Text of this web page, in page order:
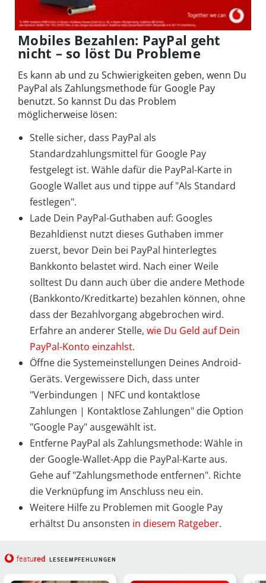
Mobiles Bezahlen: PayPal geht
nicht – so löst Du Probleme
Es kann ab und zu Schwierigkeiten geben, wenn Du
PayPal als Zahlungsmethode für Google Pay
benutzt. So kannst Du das Problem
möglicherweise lösen:
Stelle sicher, dass PayPal als
Standardzahlungsmittel für Google Pay
festgelegt ist. Wähle dafür die PayPal-Karte in
Google Wallet aus und tippe auf "Als Standard
festlegen".
Lade Dein PayPal-Guthaben auf: Googles
Bezahldienst nutzt dieses Guthaben immer
zuerst, bevor Dein bei PayPal hinterlegtes
Bankkonto belastet wird. Nach einer Weile
solltest Du dann auch über die andere Methode
(Bankkonto/Kreditkarte) bezahlen können, ohne
dass der Bezahlvorgang abgebrochen wird.
Erfahre an anderer Stelle, wie Du Geld auf Dein
PayPal-Konto einzahlst.
Öffne die Systemeinstellungen Deines Android-
Geräts. Vergewissere Dich, dass unter
"Verbindungen | NFC und kontaktlose
Zahlungen | Kontaktlose Zahlungen" die Option
"Google Pay" ausgewählt ist.
Entferne PayPal als Zahlungsmethode: Wähle in
der Google-Wallet-App die PayPal-Karte aus.
Gehe auf "Zahlungsmethode entfernen". Richte
die Verknüpfung im Anschluss neu ein.
Weitere Hilfe zu Problemen mit Google Pay
erhältst Du ansonsten in diesem Ratgeber.
featured LESEEMPFEHLUNGEN